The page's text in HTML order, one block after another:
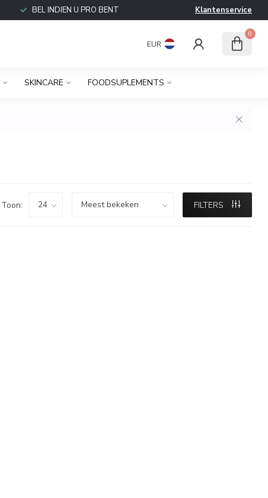
BEL INDIEN U PRO BENT Klantenservice
EUR
0
SKINCARE FOODSUPLEMENTS
Toon: FILTERS